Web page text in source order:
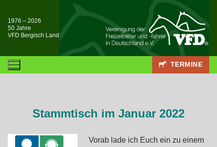
Inhalt
springen
1976 – 2026
50 Jahre
VFD Bergisch Land
TERMINE
Stammtisch im Januar 2022
Vorab lade ich Euch ein zu einem